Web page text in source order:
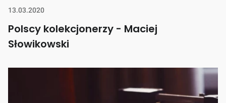
13.03.2020
Polscy kolekcjonerzy - Maciej
Słowikowski